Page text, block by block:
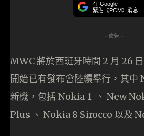
在 Google
緊貼《PCM》消息
- 廣告 -
MWC 將於西班牙時間 2 月 26
開始已有發布會陸續舉行，其中
新機，包括 Nokia 1 、 New
Plus 、 Nokia 8 Sirocco 以及